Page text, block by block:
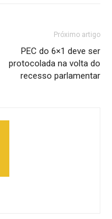
Próximo artigo
PEC do 6×1 deve ser
protocolada na volta do
recesso parlamentar